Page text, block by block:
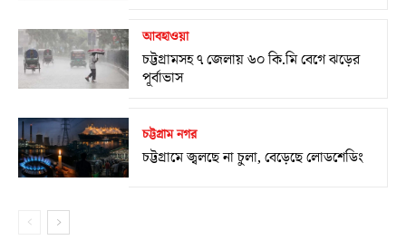
আবহাওয়া
চট্টগ্রামসহ ৭ জেলায় ৬০ কি.মি বেগে ঝড়ের
পূর্বাভাস
চট্টগ্রাম নগর
চট্টগ্রামে জ্বলছে না চুলা, বেড়েছে লোডশেডিং